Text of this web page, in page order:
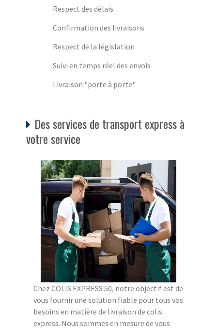
Respect des délais
Confirmation des livraisons
Respect de la législation
Suivi en temps réel des envois
Livraison "porte à porte"
Des services de transport express à
votre service
Chez COLIS EXPRESS 50, notre objectif est de
vous fournir une solution fiable pour tous vos
besoins en matière de livraison de colis
express. Nous sommes en mesure de vous